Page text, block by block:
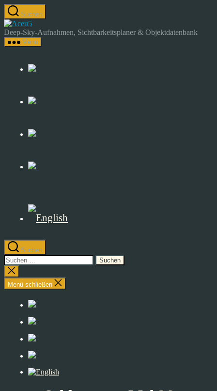
Zum
Inhalt
springen
Suchen
Astrocamp
–
Astrofotografie
Sky-
Deep-Sky-Aufnahmen, Sichtbarkeitsplaner & Objektdatenbank
Menü
Suchen
Suchen
nach:
Suche
schließen
Menü schließen